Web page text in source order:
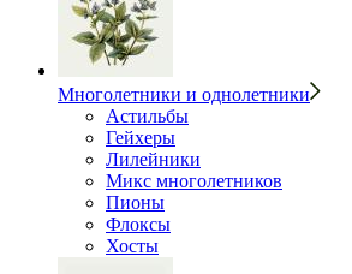
Многолетники и однолетники
Астильбы
Гейхеры
Лилейники
Микс многолетников
Пионы
Флоксы
Хосты